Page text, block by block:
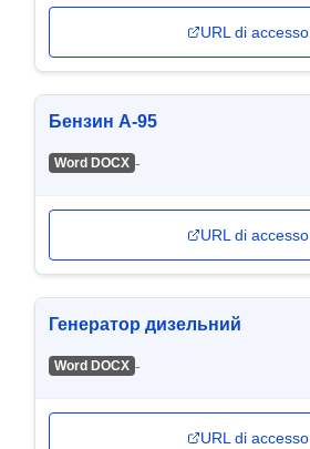
URL di accesso
Бензин А-95
Word DOCX -
URL di accesso
Генератор дизельний
Word DOCX -
URL di accesso